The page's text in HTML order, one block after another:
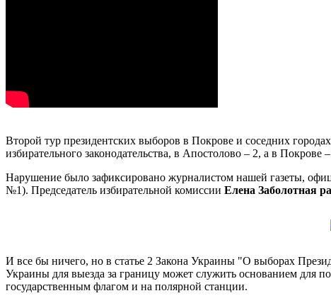
Второй тур президентских выборов в Покрове и соседних
избирательного законодательства, в Апостолово – 2, а в
Нарушение было зафиксировано журналистом нашей газеты,
№1). Председатель избирательной комиссии Елена Заболотная
И все бы ничего, но в статье 2 Закона Украины "О выборах
Украины для выезда за границу может служить основанием для
государственным флагом и на полярной станции.